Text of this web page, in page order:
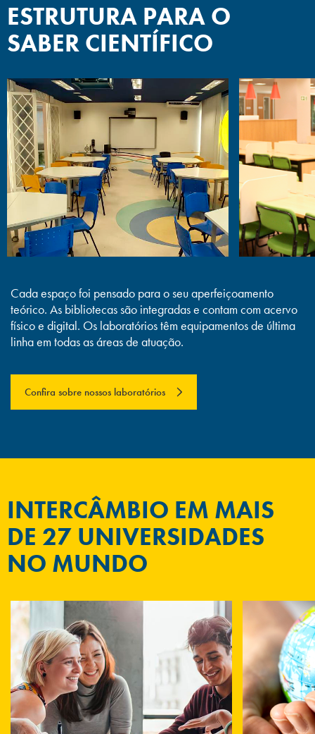
ESTRUTURA PARA O
SABER CIENTÍFICO
Cada espaço foi pensado para o seu aperfeiçoamento
teórico. As bibliotecas são integradas e contam com acervo
físico e digital. Os laboratórios têm equipamentos de última
linha em todas as áreas de atuação.
Confira sobre nossos laboratórios
INTERCÂMBIO EM MAIS
DE 27 UNIVERSIDADES
NO MUNDO